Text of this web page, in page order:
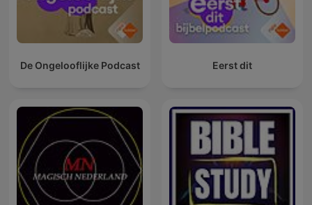
De Ongelooflijke Podcast Eerst dit